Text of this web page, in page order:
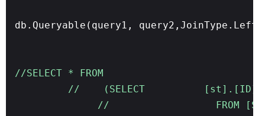
db.Queryable(query1,
//SELECT * FROM
// (SELECT
// FROM